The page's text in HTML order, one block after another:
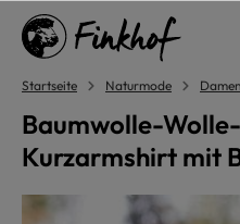
springen
Startseite Naturmode Damen
Baumwolle-
Kurzarmshirt mit
Bildergalerie überspringen